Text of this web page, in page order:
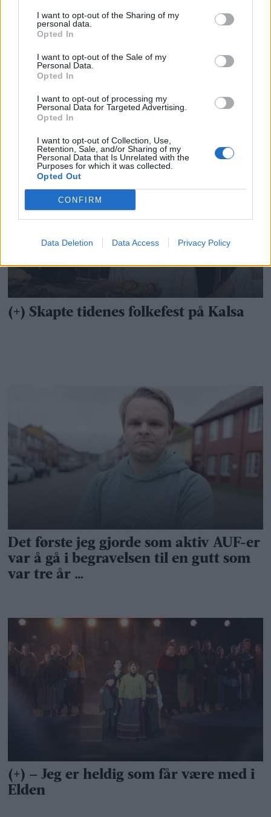
I want to opt-out of the Sharing of my
personal data.
Opted In
I want to opt-out of the Sale of my
Personal Data.
Opted In
I want to opt-out of processing my
Personal Data for Targeted Advertising.
Opted In
I want to opt-out of Collection, Use,
Retention, Sale, and/or Sharing of my
Personal Data that Is Unrelated with the
Purposes for which it was collected.
Opted Out
CONFIRM
Data Deletion Data Access Privacy Policy